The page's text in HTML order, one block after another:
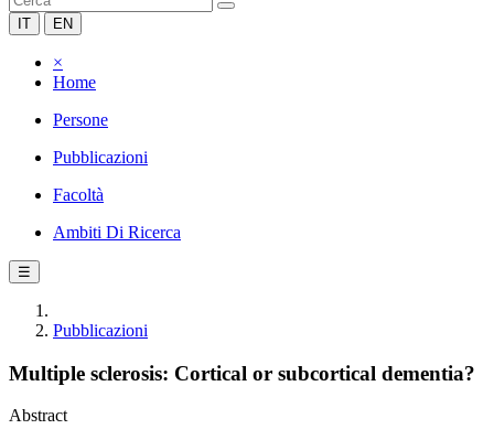
IT EN
×
Home
Persone
Pubblicazioni
Facoltà
Ambiti Di Ricerca
☰
Pubblicazioni
Multiple sclerosis: Cortical or subcortical dementia?
Abstract